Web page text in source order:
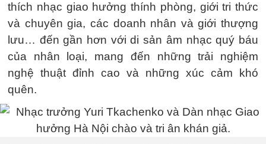
thích nhạc giao hưởng thính phòng, giới tri thức
và chuyên gia, các doanh nhân và giới thượng
lưu… đến gần hơn với di sản âm nhạc quý báu
của nhân loại, mang đến những trải nghiệm
nghệ thuật đỉnh cao và những xúc cảm khó
quên.